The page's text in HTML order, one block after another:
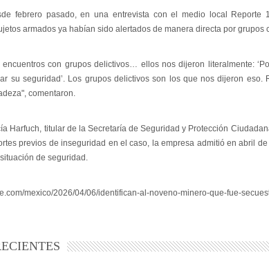
febrero pasado, en una entrevista con el medio local Reporte
armados ya habían sido alertados de manera directa por grupos
encuentros con grupos delictivos… ellos nos dijeron literalmente:
su seguridad’. Los grupos delictivos son los que nos dijeron eso.
comentaron.
Harfuch, titular de la Secretaría de Seguridad y Protección
previos de inseguridad en el caso, la empresa admitió en abril
de seguridad.
mexico/2026/04/06/identifican-al-noveno-minero-que-fue-